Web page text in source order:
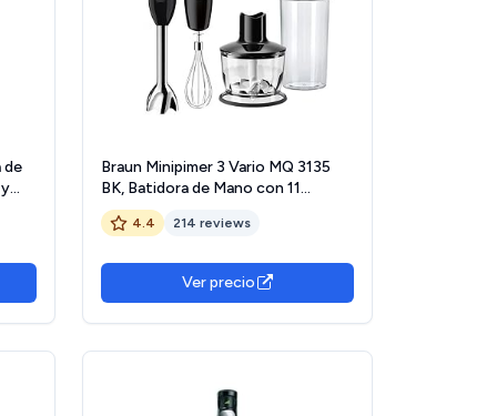
de
Braun Minipimer 3 Vario MQ 3135
BK, Batidora de Mano con 11
Velocidades, Vaso Medidor de
Plástico de 600 ml sin BPA,
4.4 214 reviews
Ver precio